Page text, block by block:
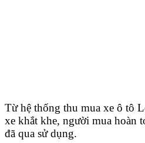
Từ hệ thống thu mua xe ô tô
xe khắt khe, người mua hoàn
đã qua sử dụng.